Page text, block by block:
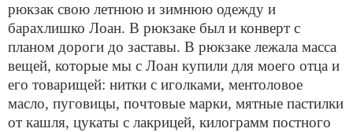
рюкзак свою летнюю и зимнюю одежду и
барахлишко Лоан. В рюкзаке был и конверт с
планом дороги до заставы. В рюкзаке лежала масса
вещей, которые мы с Лоан купили для моего отца и
его товарищей: нитки с иголками, ментоловое
масло, пуговицы, почтовые марки, мятные пастилки
от кашля, цукаты с лакрицей, килограмм постного